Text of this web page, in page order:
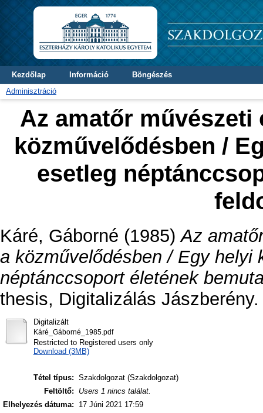
Kezdőlap Információ
Böngészés
Adminisztráció
Az amatőr művészeti
közművelődésben /
esetleg
Káré, Gáborné (1985)Az
a közművelődésben / Egy helyi
néptánccsoport életének
thesis, Digitalizálás Jászberény.
Digitalizált
Káré_Gáborné_1985.pdf
Restricted to Registered users only
Download (3MB)
Tétel típus: Szakdolgozat (Szakdolgozat)
Feltöltő:
Users 1 nincs találat.
Elhelyezés dátuma:
17 Júni 2021 17:59